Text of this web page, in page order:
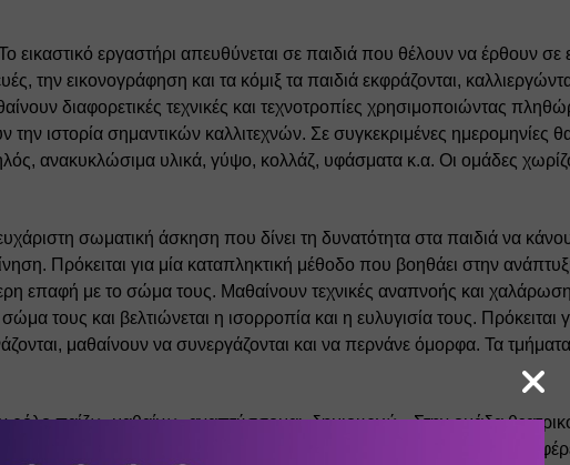
εικαστικό εργαστήρι απευθύνεται σε παιδιά που θέλουν να έρθουν
την εικονογράφηση και τα κόμιξ τα παιδιά εκφράζονται,
διαφορετικές τεχνικές και τεχνοτροπίες χρησιμοποιώντας
ιστορία σημαντικών καλλιτεχνών. Σε συγκεκριμένες ημερομηνίες
ανακυκλώσιμα υλικά, γύψο, κολλάζ, υφάσματα κ.α. Οι ομάδες
ευχάριστη σωματική άσκηση που δίνει τη δυνατότητα στα παιδιά να
Πρόκειται για μία καταπληκτική μέθοδο που βοηθάει στην
επαφή με το σώμα τους. Μαθαίνουν τεχνικές αναπνοής και
τους και βελτιώνεται η ισορροπία και η ευλυγισία τους.
μαθαίνουν να συνεργάζονται και να περνάνε όμορφα. Τα
παίζω, μαθαίνω, αναπτύσσομαι, δημιουργώ» Στην ομάδα
και τα άλλα μέλη της ομάδας. Μέσα από την ασφάλεια που